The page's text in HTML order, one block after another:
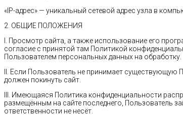
«IP-адрес» — уникальный сетевой адрес узла в
2. ОБЩИЕ ПОЛОЖЕНИЯ
I. Просмотр сайта, а также использование его
согласие с принятой там Политикой
Пользователем персональных данных на обработку.
II. Если Пользователь не принимает существующую
должен покинуть сайт.
III. Имеющаяся Политика конфиденциальности
размещённым на сайте последнего, Пользователь
ответственности не несёт.